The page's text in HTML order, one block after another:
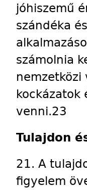
jóhiszemű
szándéka
számolnia
nemzetközi
kockázatok
venni.23
Tulajdon
21. A
figyelem